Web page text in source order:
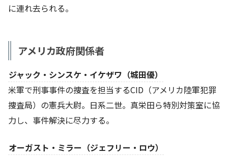
に連れ去られる。
アメリカ政府関係者
ジャック・シンスケ・イケザワ（城田優）
米軍で刑事事件の捜査を担当するCID（アメリカ陸軍犯罪
捜査局）の憲兵大尉。日系二世。真栄田ら特別対策室に協
力し、事件解決に尽力する。
オーガスト・ミラー（ジェフリー・ロウ）